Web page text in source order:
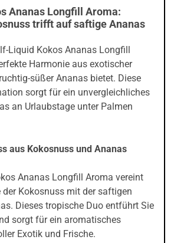
Ananas Longfill Aroma:
trifft auf saftige Ananas
Liquid Kokos Ananas Longfill
Harmonie aus exotischer
süßer Ananas bietet. Diese
sorgt für ein unvergleichliches
an Urlaubstage unter Palmen
aus Kokosnuss und Ananas
Ananas Longfill Aroma vereint
der Kokosnuss mit der saftigen
Dieses tropische Duo entführt Sie
sorgt für ein aromatisches
Exotik und Frische.